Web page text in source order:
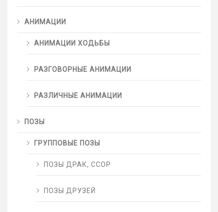
АНИМАЦИИ
АНИМАЦИИ ХОДЬБЫ
РАЗГОВОРНЫЕ АНИМАЦИИ
РАЗЛИЧНЫЕ АНИМАЦИИ
ПОЗЫ
ГРУППОВЫЕ ПОЗЫ
ПОЗЫ ДРАК, ССОР
ПОЗЫ ДРУЗЕЙ